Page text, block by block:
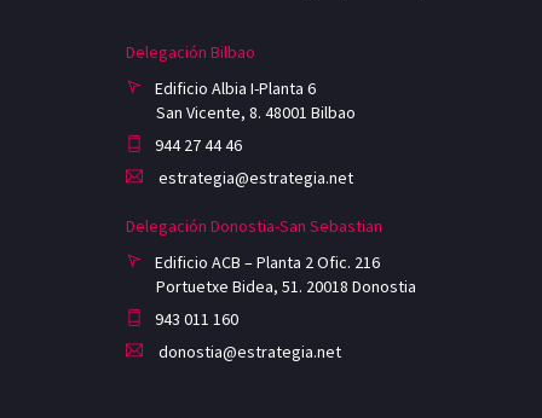
Delegación Bilbao
Edificio Albia I-Planta 6
San Vicente, 8. 48001 Bilbao
944 27 44 46
estrategia@estrategia.net
Delegación Donostia-San Sebastian
Edificio ACB – Planta 2 Ofic. 216
Portuetxe Bidea, 51. 20018 Donostia
943 011 160
donostia@estrategia.net